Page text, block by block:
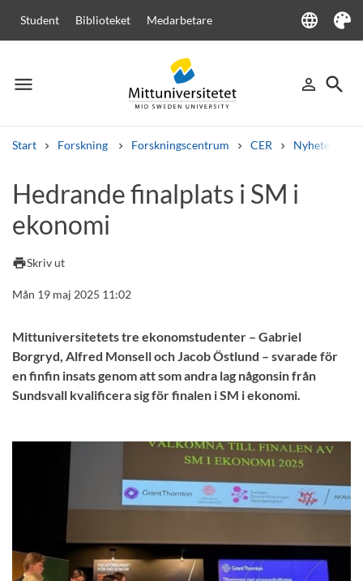
Student Biblioteket Medarbetare language
Language
Tema
menu
Meny person_outline
Logga in
search
Sök
Start Forskning Forskningscentrum CER Nyheter från
Andra söktjänster
Kurser och program
Hedrande finalplats i SM i
ekonomi
printSkriv ut
Mån 19 maj 2025 11:02
Mittuniversitetets tre ekonomstudenter – Gabriel
Borgryd, Alfred Monsell och Jacob Östlund – svarade för
en finfin insats genom att som andra lag någonsin från
Sundsvall kvalificera sig för finalen i SM i ekonomi.